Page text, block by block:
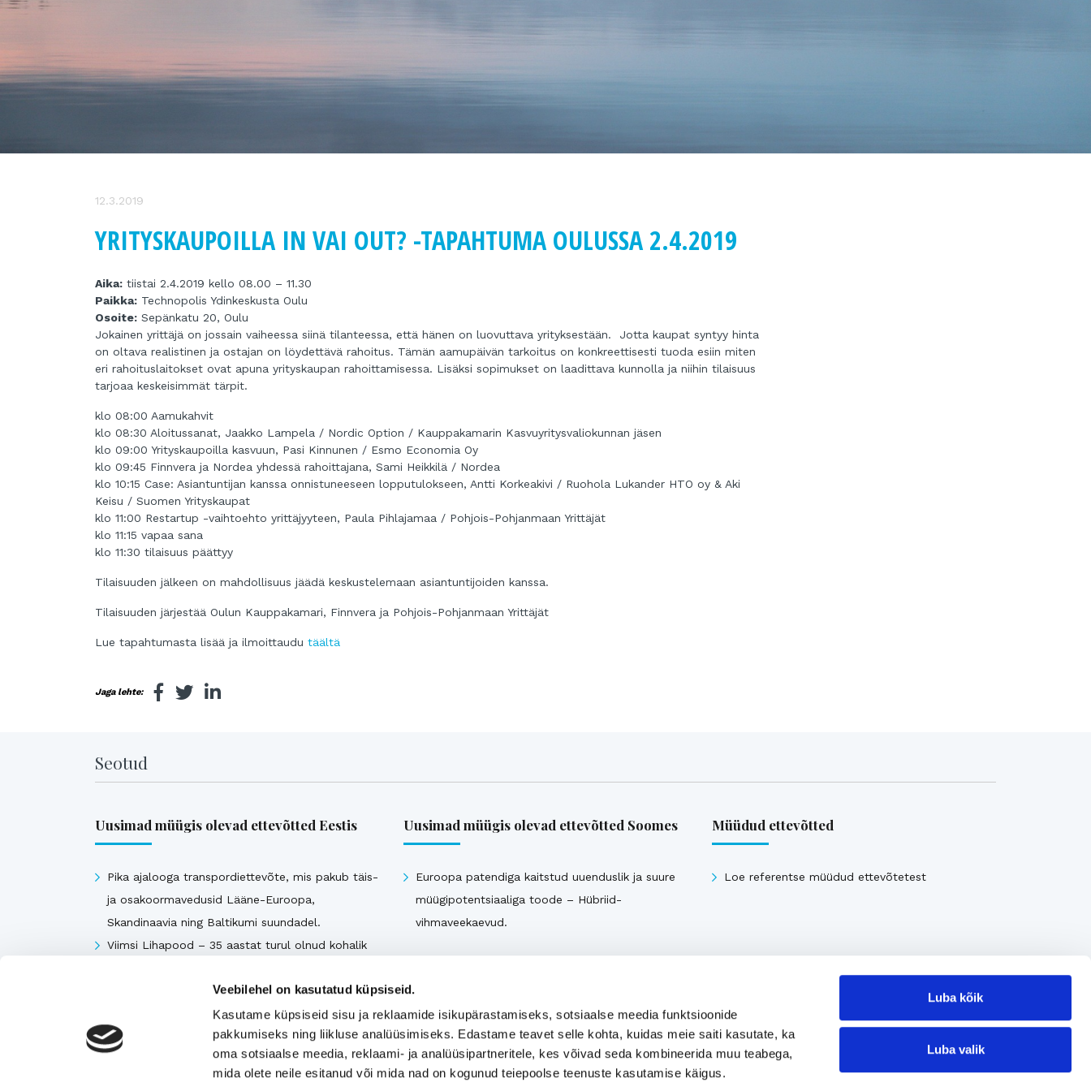
Veebilehel on kasutatud küpsiseid.
Kasutame küpsiseid sisu ja reklaamide isikupärastamiseks, sotsiaalse meedia funktsioonide
pakkumiseks ning liikluse analüüsimiseks. Edastame teavet selle kohta, kuidas meie saiti kasutate, ka
oma sotsiaalse meedia, reklaami- ja analüüsipartneritele, kes võivad seda kombineerida muu teabega,
mida olete neile esitanud või mida nad on kogunud teiepoolse teenuste kasutamise käigus.
Luba kõik
Luba valik
12.3.2019
YRITYSKAUPOILLA IN VAI OUT? -TAPAHTUMA OULUSSA 2.4.2019
Aika: tiistai 2.4.2019 kello 08.00 – 11.30
Paikka: Technopolis Ydinkeskusta Oulu
Osoite: Sepänkatu 20, Oulu
Jokainen yrittäjä on jossain vaiheessa siinä tilanteessa, että hänen on luovuttava yrityksestään. Jotta kaupat syntyy hinta
on oltava realistinen ja ostajan on löydettävä rahoitus. Tämän aamupäivän tarkoitus on konkreettisesti tuoda esiin miten
eri rahoituslaitokset ovat apuna yrityskaupan rahoittamisessa. Lisäksi sopimukset on laadittava kunnolla ja niihin tilaisuus
tarjoaa keskeisimmät tärpit.
klo 08:00 Aamukahvit
klo 08:30 Aloitussanat, Jaakko Lampela / Nordic Option / Kauppakamarin Kasvuyritysvaliokunnan jäsen
klo 09:00 Yrityskaupoilla kasvuun, Pasi Kinnunen / Esmo Economia Oy
klo 09:45 Finnvera ja Nordea yhdessä rahoittajana, Sami Heikkilä / Nordea
klo 10:15 Case: Asiantuntijan kanssa onnistuneeseen lopputulokseen, Antti Korkeakivi / Ruohola Lukander HTO oy & Aki
Keisu / Suomen Yrityskaupat
klo 11:00 Restartup -vaihtoehto yrittäjyyteen, Paula Pihlajamaa / Pohjois-Pohjanmaan Yrittäjät
klo 11:15 vapaa sana
klo 11:30 tilaisuus päättyy
Tilaisuuden jälkeen on mahdollisuus jäädä keskustelemaan asiantuntijoiden kanssa.
Tilaisuuden järjestää Oulun Kauppakamari, Finnvera ja Pohjois-Pohjanmaan Yrittäjät
Lue tapahtumasta lisää ja ilmoittaudu täältä
Jaga lehte:
Seotud
Uusimad müügis olevad ettevõtted Eestis
Pika ajalooga transpordiettevõte, mis pakub täis-
ja osakoormavedusid Lääne-Euroopa,
Skandinaavia ning Baltikumi suundadel.
Viimsi Lihapood – 35 aastat turul olnud kohalik
Eesti moebränd, mis pakub kvaliteetseid ja
ainulaadseid naisterõivaid.
Tugeva turupositsiooniga 3D printimise ja
seadmetega tegelev ettevõte
Rahvusvaheliselt tunnustatud metall- ja
Uusimad müügis olevad ettevõtted Soomes
Euroopa patendiga kaitstud uuenduslik ja suure
müügipotentsiaaliga toode – Hübriid-
vihmaveekaevud.
Müüdud ettevõtted
Loe referentse müüdud ettevõtetest